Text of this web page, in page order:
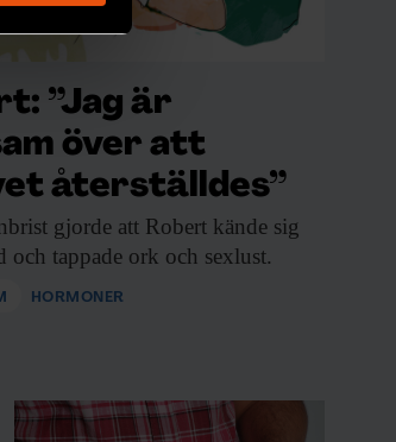
för
din enhet
”Jag är
över att
återställdes”
gjorde att Robert kände sig
och tappade ork och sexlust.
HORMONER